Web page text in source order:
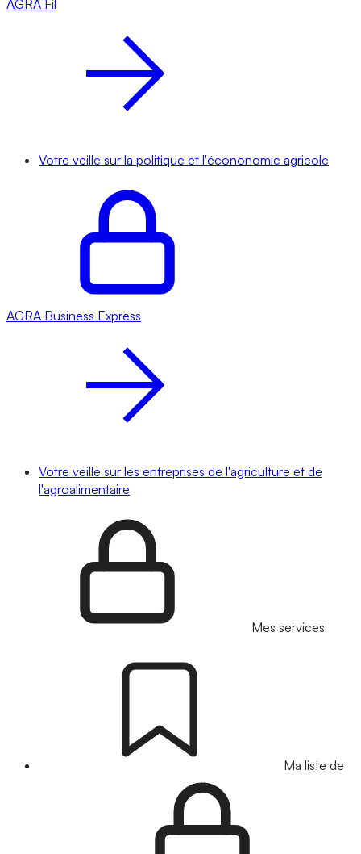
AGRA Fil
Votre veille sur la politique et l'écononomie agricole
AGRA Business Express
Votre veille sur les entreprises de l'agriculture et de
l'agroalimentaire
Mes services
Ma liste de